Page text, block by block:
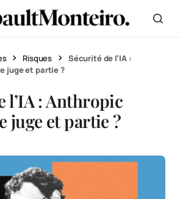
Risques
Sécurité de l’IA :
juge et partie ?
l’IA : Anthropic
juge et partie ?